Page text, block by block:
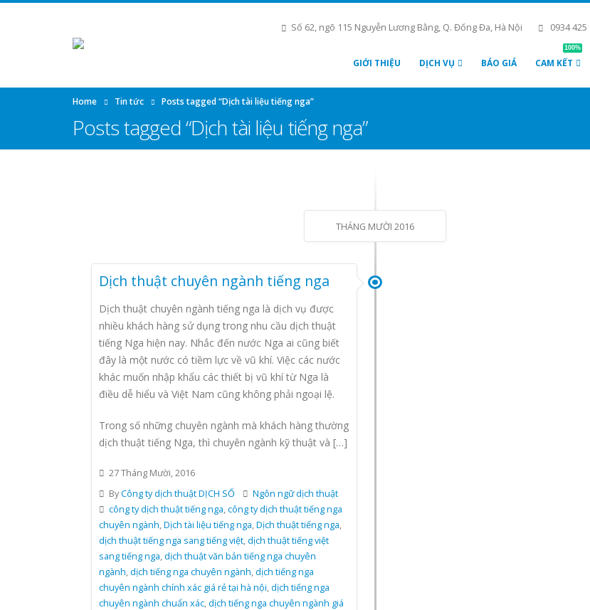
Số 62, ngõ 115 Nguyễn Lương Bằng, Q. Đống Đa, Hà Nội 0934 425
GIỚI THIỆU DỊCH VỤ BÁO GIÁ CAM KẾT
100%
Home Tin tức Posts tagged “Dịch tài liệu tiếng nga”
Posts tagged “Dịch tài liệu tiếng nga”
THÁNG MƯỜI 2016
Dịch thuật chuyên ngành tiếng nga
Dịch thuật chuyên ngành tiếng nga là dịch vụ được
nhiều khách hàng sử dụng trong nhu cầu dịch thuật
tiếng Nga hiện nay. Nhắc đến nước Nga ai cũng biết
đây là một nước có tiềm lực về vũ khí. Việc các nước
khác muốn nhập khẩu các thiết bị vũ khí từ Nga là
điều dễ hiểu và Việt Nam cũng không phải ngoại lệ.
Trong số những chuyên ngành mà khách hàng thường
dịch thuật tiếng Nga, thì chuyên ngành kỹ thuật và […]
27 Tháng Mười, 2016
ByCông ty dịch thuật DỊCH SỐ
Ngôn ngữ dịch thuật
công ty dịch thuật tiếng nga,công ty dịch thuật tiếng nga
chuyên ngành,Dịch tài liệu tiếng nga,Dịch thuật tiếng nga,
dịch thuật tiếng nga sang tiếng việt,dịch thuật tiếng việt
sang tiếng nga,dịch thuật văn bản tiếng nga chuyên
ngành,dịch tiếng nga chuyên ngành,dịch tiếng nga
chuyên ngành chính xác giá rẻ tại hà nội,dịch tiếng nga
chuyên ngành chuẩn xác,dịch tiếng nga chuyên ngành giá